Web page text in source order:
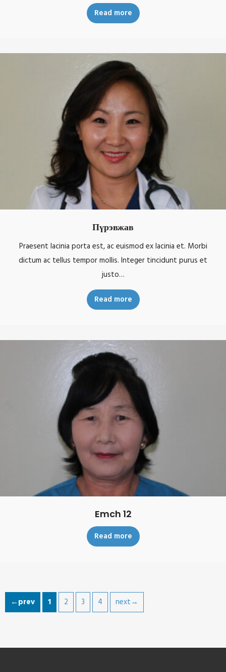
Read more
Пүрэвжав
Praesent lacinia porta est, ac euismod ex lacinia et. Morbi
dictum ac tellus tempor mollis. Integer tincidunt purus et
justo…
Read more
Emch 12
Read more
←prev 1 2 3 4 next→